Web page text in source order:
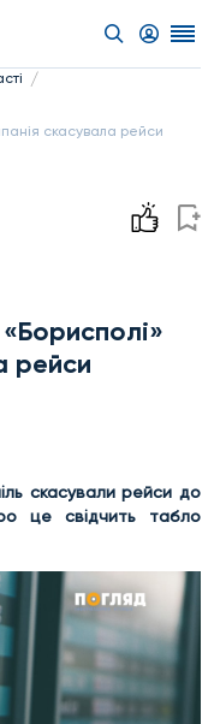
/
скасувала рейси
рейси
скасували рейси до
це свідчить табло